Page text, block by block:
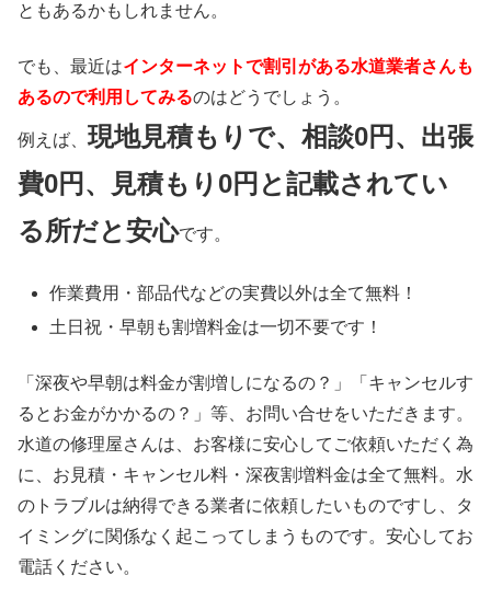
ともあるかもしれません。
でも、最近はインターネットで割引がある水道業者さんも
あるので利用してみるのはどうでしょう。
例えば、 現地見積もりで、相談0円、出張
費0円、見積もり0円と記載されてい
る所だと安心です。
作業費用・部品代などの実費以外は全て無料！
土日祝・早朝も割増料金は一切不要です！
「深夜や早朝は料金が割増しになるの？」「キャンセルす
るとお金がかかるの？」等、お問い合せをいただきます。
水道の修理屋さんは、お客様に安心してご依頼いただく為
に、お見積・キャンセル料・深夜割増料金は全て無料。水
のトラブルは納得できる業者に依頼したいものですし、タ
イミングに関係なく起こってしまうものです。安心してお
電話ください。